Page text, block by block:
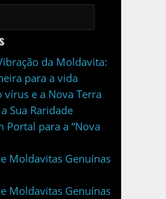
da Moldavita:
para a vida
e a Nova Terra
Sua Raridade
Portal para a “Nova
Moldavitas Genuínas
Moldavitas Genuínas